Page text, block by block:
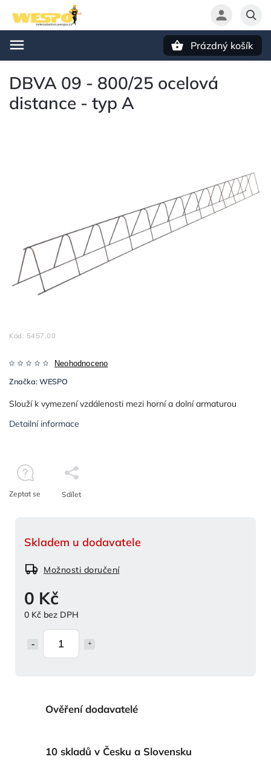
Prázdný košík
DBVA 09 - 800/25 ocelová
distance - typ A
Kód: 5457.00
Neohodnoceno
Značka:WESPO
0 Kč
0 Kč bez DPH
Skladem u dodavatele
Možnosti doručení
Slouží k vymezení vzdálenosti mezi horní a dolní armaturou
Detailní informace
Zeptat se Sdílet
Ověření dodavatelé
10 skladů v Česku a Slovensku